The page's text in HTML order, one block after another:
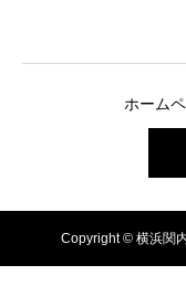
ホーム
Copyright © 横浜関